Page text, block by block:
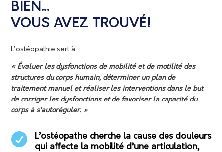
BIEN…
VOUS AVEZ TROUVÉ!
L’ostéopathie sert à :
« Évaluer les dysfonctions de mobilité et de motilité des
structures du corps humain, déterminer un plan de
traitement manuel et réaliser les interventions dans le but
de corriger les dysfonctions et de favoriser la capacité du
corps à s’autoréguler. »

L’ostéopathe cherche la cause des douleurs
qui affecte la mobilité d’une articulation,